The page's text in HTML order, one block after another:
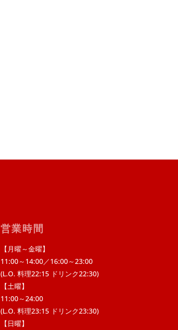
営業時間
【月曜～金曜】
11:00～14:00／16:00～23:00
(L.O. 料理22:15 ドリンク22:30)
【土曜】
11:00～24:00
(L.O. 料理23:15 ドリンク23:30)
【日曜】